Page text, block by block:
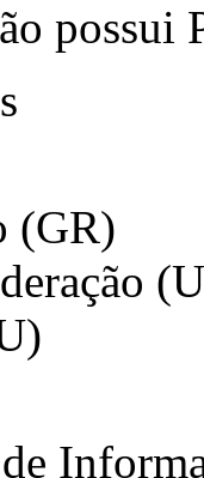
possui
(GR)